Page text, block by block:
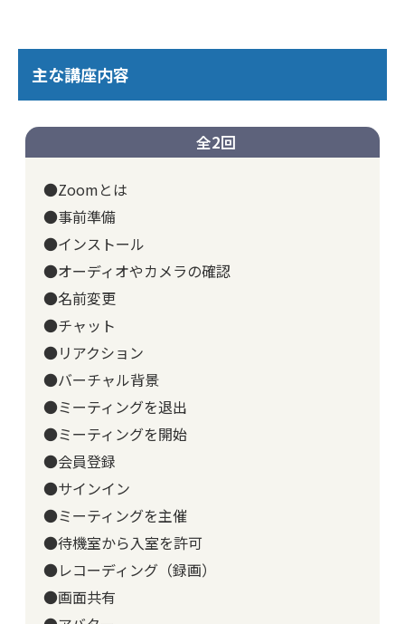
主な講座内容
全2回
●Zoomとは
●事前準備
●インストール
●オーディオやカメラの確認
●名前変更
●チャット
●リアクション
●バーチャル背景
●ミーティングを退出
●ミーティングを開始
●会員登録
●サインイン
●ミーティングを主催
●待機室から入室を許可
●レコーディング（録画）
●画面共有